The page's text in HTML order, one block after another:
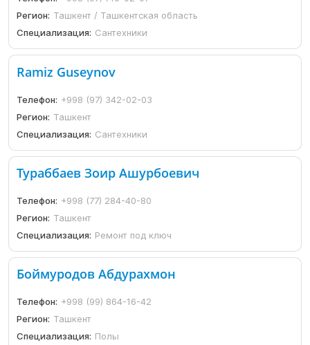
Регион: Ташкент / Ташкентская область
Специализация: Сантехники
Ramiz Guseynov
Телефон: +998 (97) 342-02-03
Регион: Ташкент
Специализация: Сантехники
Тураббаев Зоир Ашурбоевич
Телефон: +998 (77) 284-40-80
Регион: Ташкент
Специализация: Ремонт под ключ
Боймуродов Абдурахмон
Телефон: +998 (99) 864-16-42
Регион: Ташкент
Специализация: Полы